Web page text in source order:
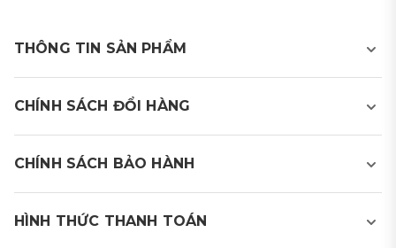
THÔNG TIN SẢN PHẨM
CHÍNH SÁCH ĐỔI HÀNG
CHÍNH SÁCH BẢO HÀNH
HÌNH THỨC THANH TOÁN